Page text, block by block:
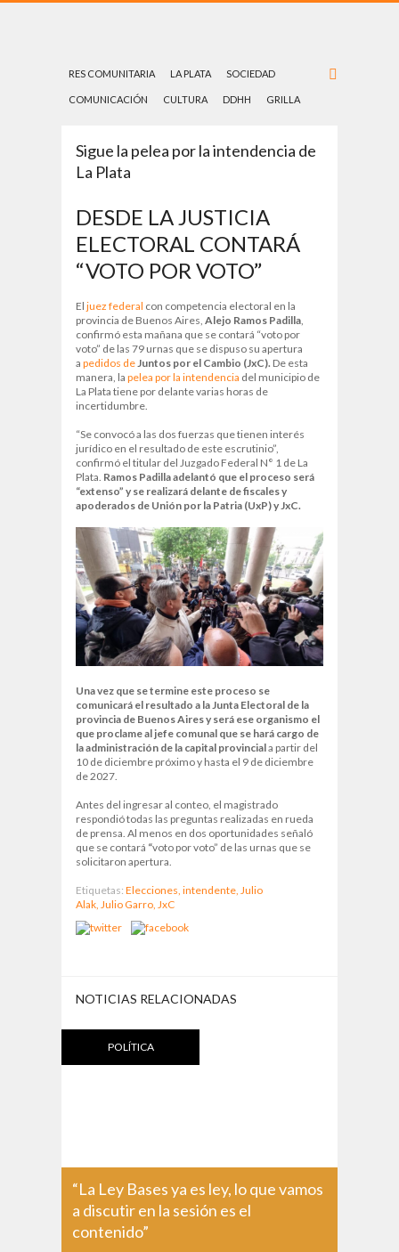
RES COMUNITARIA LA PLATA SOCIEDAD
COMUNICACIÓN CULTURA DDHH GRILLA
Sigue la pelea por la intendencia de
La Plata
DESDE LA JUSTICIA
ELECTORAL CONTARÁ
“VOTO POR VOTO”
El juez federal con competencia electoral en la
provincia de Buenos Aires, Alejo Ramos Padilla,
confirmó esta mañana que se contará “voto por
voto” de las 79 urnas que se dispuso su apertura
a pedidos deJuntos por el Cambio (JxC). De esta
manera, la pelea por la intendencia del municipio de
La Plata tiene por delante varias horas de
incertidumbre.
“Se convocó a las dos fuerzas que tienen interés
jurídico en el resultado de este escrutinio”,
confirmó el titular del Juzgado Federal N° 1 de La
Plata. Ramos Padilla adelantó que el proceso será
“extenso” y se realizará delante de fiscales y
apoderados de Unión por la Patria (UxP) y JxC.
Una vez que se termine este proceso se
comunicará el resultado a la Junta Electoral de la
provincia de Buenos Aires y será ese organismo el
que proclame al jefe comunal que se hará cargo de
la administración de la capital provinciala partir del
10 de diciembre próximo y hasta el 9 de diciembre
de 2027.
Antes del ingresar al conteo, el magistrado
respondió todas las preguntas realizadas en rueda
de prensa. Al menos en dos oportunidades señaló
que se contará “voto por voto” de las urnas que se
solicitaron apertura.
Etiquetas: Elecciones, intendente, Julio
Alak, Julio Garro, JxC
NOTICIAS RELACIONADAS
POLÍTICA
“La Ley Bases ya es ley, lo que vamos
a discutir en la sesión es el
contenido”